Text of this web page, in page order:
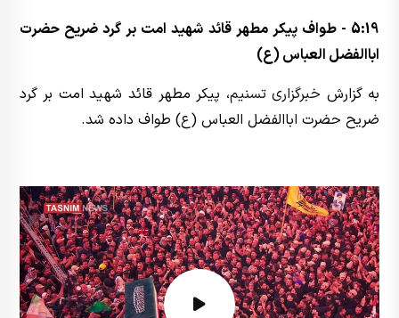
5:19 - طواف پیکر مطهر قائد شهید امت بر گرد ضریح حضرت
اباالفضل العباس (ع)
به گزارش خبرگزاری تسنیم، پیکر مطهر قائد شهید امت بر گرد
ضریح حضرت اباالفضل العباس (ع) طواف داده شد.